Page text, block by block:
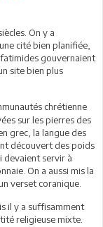
On y a
cité bien planifiée,
gouvernaient
site bien plus
chrétienne
sur les pierres des
grec, la langue des
découvert des poids
devaient servir à
On a aussi mis la
verset coranique.
il y a suffisamment
religieuse mixte.